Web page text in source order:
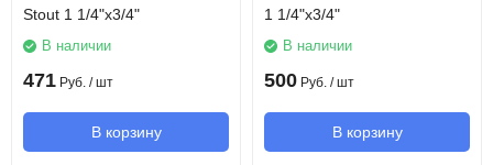
Stout 1 1/4"х3/4"
В наличии
471 Руб. / шт
В корзину
1 1/4"х3/4"
В наличии
500 Руб. / шт
В корзину